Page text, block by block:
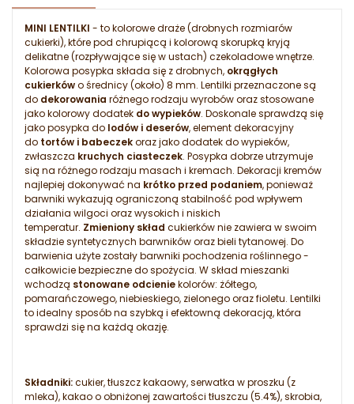
MINI LENTILKI - to kolorowe draże (drobnych rozmiarów
cukierki), które pod chrupiącą i kolorową skorupką kryją
delikatne (rozpływające się w ustach) czekoladowe wnętrze.
Kolorowa posypka składa się z drobnych, okrągłych
cukierkówo średnicy (około) 8 mm. Lentilki przeznaczone są
do dekorowania różnego rodzaju wyrobów oraz stosowane
jako kolorowy dodatek do wypieków. Doskonale sprawdzą się
jako posypka do lodów i deserów, element dekoracyjny
do tortów i babeczekoraz jako dodatek do wypieków,
zwłaszcza kruchych ciasteczek. Posypka dobrze utrzymuje
sią na różnego rodzaju masach i kremach. Dekoracji kremów
najlepiej dokonywać na krótko przed podaniem, ponieważ
barwniki wykazują ograniczoną stabilność pod wpływem
działania wilgoci oraz wysokich i niskich
temperatur. Zmieniony skład cukierków nie zawiera w swoim
składzie syntetycznych barwników oraz bieli tytanowej. Do
barwienia użyte zostały barwniki pochodzenia roślinnego -
całkowicie bezpieczne do spożycia. W skład mieszanki
wchodzą stonowane odcieniekolorów: żółtego,
pomarańczowego, niebieskiego, zielonego oraz fioletu. Lentilki
to idealny sposób na szybką i efektowną dekoracją, która
sprawdzi się na każdą okazję.
Składniki:cukier, tłuszcz kakaowy, serwatka w proszku (z
mleka), kakao o obniżonej zawartości tłuszczu (5.4%), skrobia,